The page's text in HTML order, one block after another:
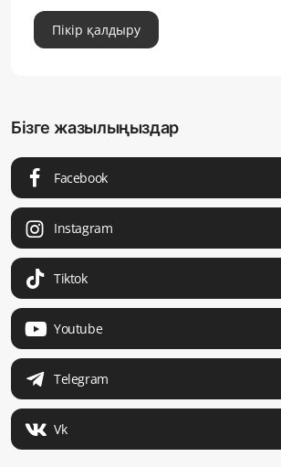
Пікір қалдыру
Бізге жазылыңыздар
Facebook
Instagram
Tiktok
Youtube
Telegram
Vk